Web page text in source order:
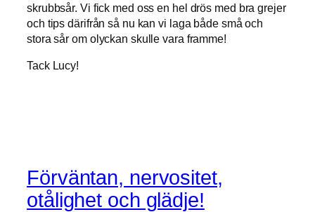
skrubbsår. Vi fick med oss en hel drös med bra grejer
och tips därifrån så nu kan vi laga både små och
stora sår om olyckan skulle vara framme!
Tack Lucy!
Förväntan, nervositet,
otålighet och glädje!